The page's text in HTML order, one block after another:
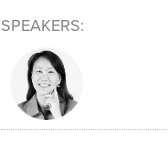
SPEAKERS